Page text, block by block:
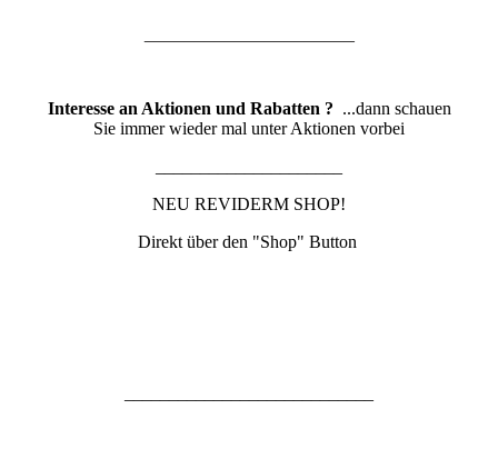
Interesse an Aktionen und Rabatten ? ...dann schauen
Sie immer wieder mal unter Aktionen vorbei
NEU REVIDERM SHOP!
Direkt über den "Shop" Button